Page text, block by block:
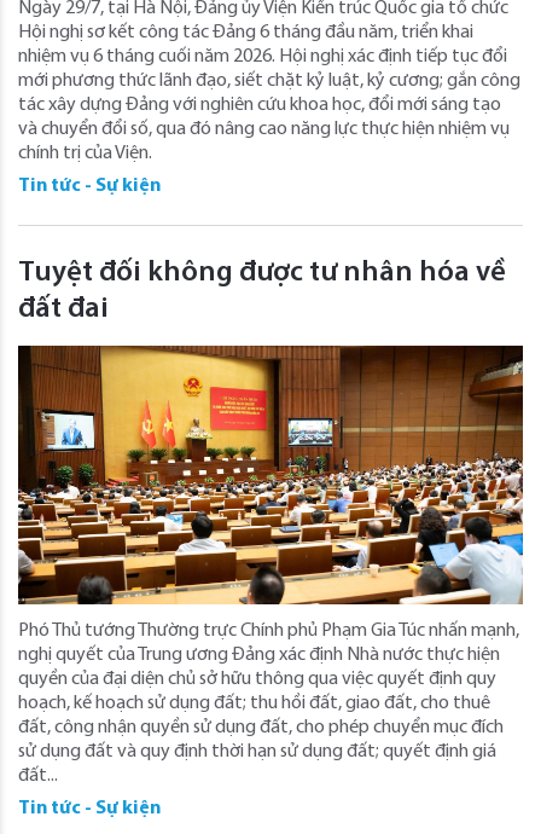
Ngày 29/7, tại Hà Nội, Đảng ủy Viện Kiến trúc Quốc gia tổ chức
Hội nghị sơ kết công tác Đảng 6 tháng đầu năm, triển khai
nhiệm vụ 6 tháng cuối năm 2026. Hội nghị xác định tiếp tục đổi
mới phương thức lãnh đạo, siết chặt kỷ luật, kỷ cương; gắn công
tác xây dựng Đảng với nghiên cứu khoa học, đổi mới sáng tạo
và chuyển đổi số, qua đó nâng cao năng lực thực hiện nhiệm vụ
chính trị của Viện.
Tin tức - Sự kiện
Tuyệt đối không được tư nhân hóa về
đất đai
Phó Thủ tướng Thường trực Chính phủ Phạm Gia Túc nhấn mạnh,
nghị quyết của Trung ương Đảng xác định Nhà nước thực hiện
quyền của đại diện chủ sở hữu thông qua việc quyết định quy
hoạch, kế hoạch sử dụng đất; thu hồi đất, giao đất, cho thuê
đất, công nhận quyền sử dụng đất, cho phép chuyển mục đích
sử dụng đất và quy định thời hạn sử dụng đất; quyết định giá
đất...
Tin tức - Sự kiện